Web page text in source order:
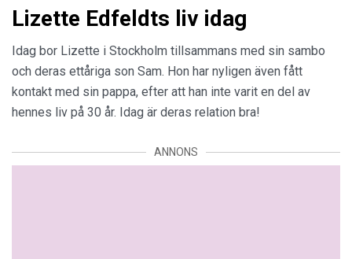
Lizette Edfeldts liv idag
Idag bor Lizette i Stockholm tillsammans med sin sambo
och deras ettåriga son Sam. Hon har nyligen även fått
kontakt med sin pappa, efter att han inte varit en del av
hennes liv på 30 år. Idag är deras relation bra!
ANNONS